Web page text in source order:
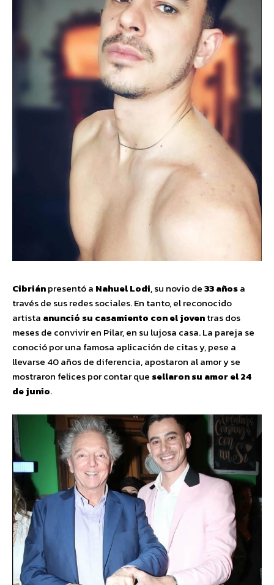
Cibriánpresentó a Nahuel Lodi, su novio de33 añosa
través de sus redes sociales. En tanto, el reconocido
artista anunció su casamiento con el joventras dos
meses de convivir en Pilar, en su lujosa casa. La pareja se
conoció por una famosa aplicación de citas y, pese a
llevarse 40 años de diferencia, apostaron al amor y se
mostraron felices por contar que sellaron su amor el 24
de junio.